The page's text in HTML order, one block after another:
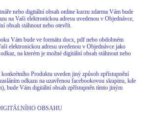
nebo digitální obsah online kurzu zdarma Vám bude
na Vaši elektronickou adresu uvedenou v Objednávce,
obsah stáhnout nebo otevřít.
Vám bude ve formátu docx, pdf nebo obdobném
elektronickou adresu uvedenou v Objednávce jako
na kterém je možné digitální obsah stáhnout nebo
Produktu uveden jiný způsob zpřístupnění
odkazu na uzavřenou facebookovou skupinu, kde
bude Vám digitální obsah zpřístupněn tímto jiným
OBSAHU